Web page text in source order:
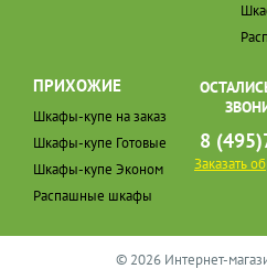
ПРИХОЖИЕ
Шкафы-купе на заказ
Шкафы-купе Готовые
Шкафы-купе Эконом
Распашные шкафы
8
Заказать
© 2026 Интернет-